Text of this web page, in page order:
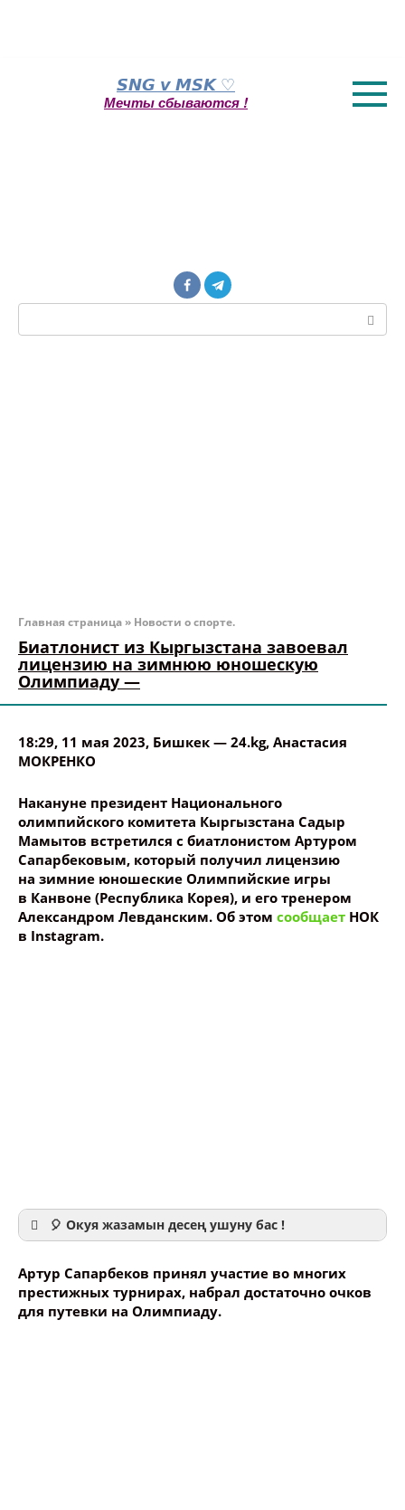
𝙎𝙉𝙂 𝙫 𝙈𝙎𝙆 ♡
Мечты сбываются !
Поиск:
Главная страница » Новости о спорте.
Биатлонист из Кыргызстана завоевал
лицензию на зимнюю юношескую
Олимпиаду —
18:29, 11 мая 2023, Бишкек — 24.kg, Анастасия
МОКРЕНКО
Накануне президент Национального
олимпийского комитета Кыргызстана Садыр
Мамытов встретился с биатлонистом Артуром
Сапарбековым, который получил лицензию
на зимние юношеские Олимпийские игры
в Канвоне (Республика Корея), и его тренером
Александром Левданским. Об этом сообщает НОК
в Instagram.
🎈 Окуя жазамын десең ушуну бас !
Артур Сапарбеков принял участие во многих
престижных турнирах, набрал достаточно очков
для путевки на Олимпиаду.